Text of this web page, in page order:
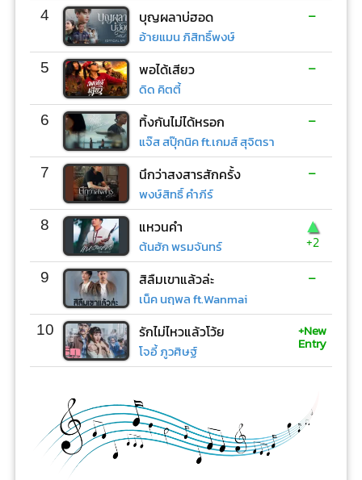
4 บุญผลาบ่ฮอด
อ้ายแมน ภิสิทธิ์พงษ์
-
5 พอได้เสียว
ดิด คิตตี้
-
6 ทิ้งกันไม่ได้หรอก
แจ๊ส สปุ๊กนิค ft.เกมส์ สุจิตรา
-
7 นึกว่าสงสารสักครั้ง
พงษ์สิทธิ์ คำภีร์
-
8 แหวนคำ
ต้นฮัก พรมจันทร์
▲
+2
9 สิลืมเขาแล้วล่ะ
เน็ค นฤพล ft.Wanmai
-
10 รักไม่ไหวแล้วโว้ย
โจอี้ ภูวศิษฐ์
+New
Entry